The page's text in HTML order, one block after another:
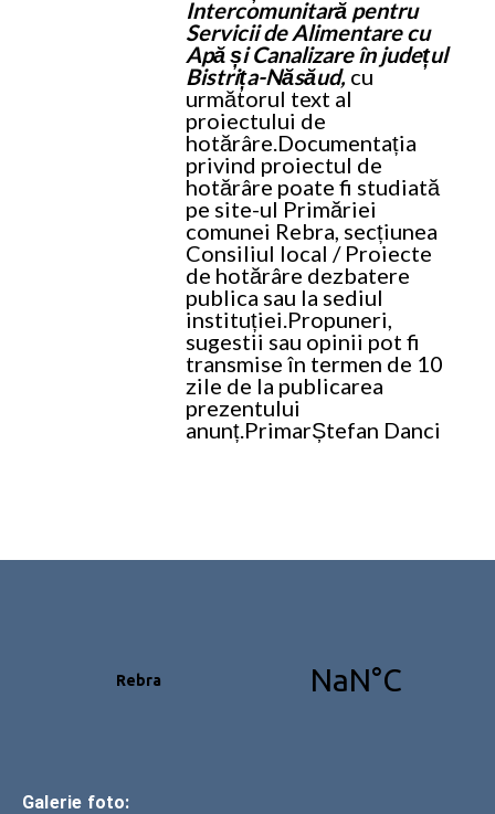
Intercomunitară pentru
Servicii de Alimentare cu
Apă și Canalizare în județul
Bistrița-Năsăud, cu
următorul text al
proiectului de
hotărâre.Documentația
privind proiectul de
hotărâre poate fi studiată
pe site-ul Primăriei
comunei Rebra, secțiunea
Consiliul local / Proiecte
de hotărâre dezbatere
publica sau la sediul
instituției.Propuneri,
sugestii sau opinii pot fi
transmise în termen de 10
zile de la publicarea
prezentului
anunț.PrimarȘtefan Danci
Galerie foto: